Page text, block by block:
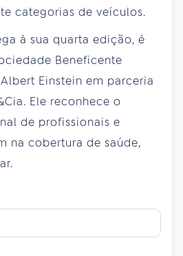
categorias de veículos.
à sua quarta edição, é
Beneficente
Einstein em parceria
Ele reconhece o
de profissionais e
na cobertura de saúde,